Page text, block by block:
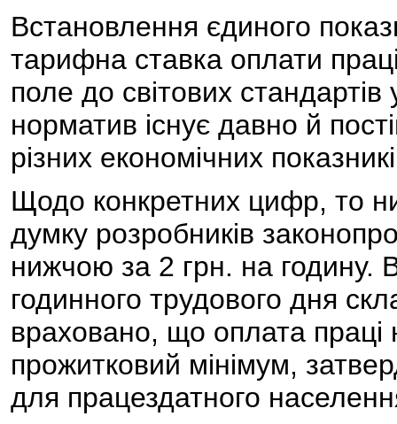
Встановлення єдиного
тарифна ставка оплати
поле до світових
норматив існує давно й
різних економічних
Щодо конкретних цифр, то
думку розробників
нижчою за 2 грн. на годину.
годинного трудового дня
враховано, що оплата
прожитковий мінімум,
для працездатного